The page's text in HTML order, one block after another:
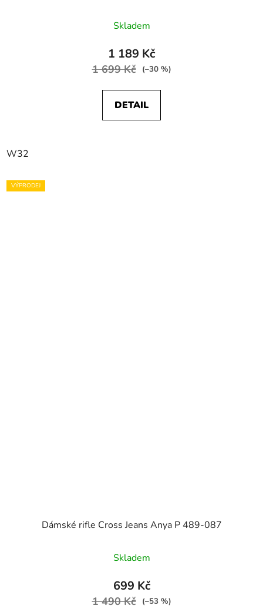
Skladem
1 189 Kč
1 699 Kč (–30 %)
DETAIL
W32
VÝPRODEJ
Dámské rifle Cross Jeans Anya P 489-087
Skladem
699 Kč
1 490 Kč (–53 %)